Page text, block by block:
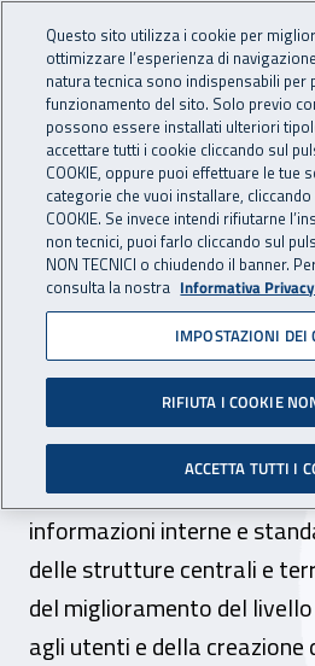
INAIL - Istituto
Navigazione
Navigazione - Ti trovi in:
Home Inail comunica Multimedia
Diretta
"Giornata
trasparenza"
L’evento intende illustrare
normativi, tecnici e
perfezionare tracciabilità e
informazioni interne e
delle strutture centrali e
del miglioramento del
agli utenti e della creazione
Questo sito utilizza i cookie per
ottimizzare l’esperienza di
natura tecnica sono indispensabili
funzionamento del sito. Solo previo
possono essere installati ulteriori
accettare tutti i cookie cliccando sul
COOKIE, oppure puoi effettuare le tue
categorie che vuoi installare, cliccando
COOKIE. Se invece intendi rifiutarne
non tecnici, puoi farlo cliccando sul
NON TECNICI o chiudendo il banner.
consulta la nostra Informativa
IMPOSTAZIONI DEI
RIFIUTA I COOKIE
ACCETTA TUTTI I